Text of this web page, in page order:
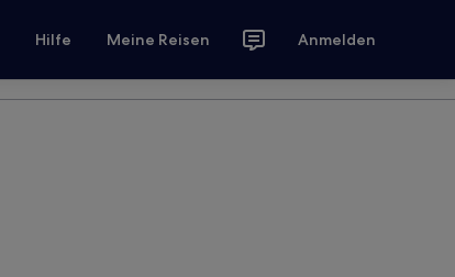
Hilfe Meine Reisen Anmelden